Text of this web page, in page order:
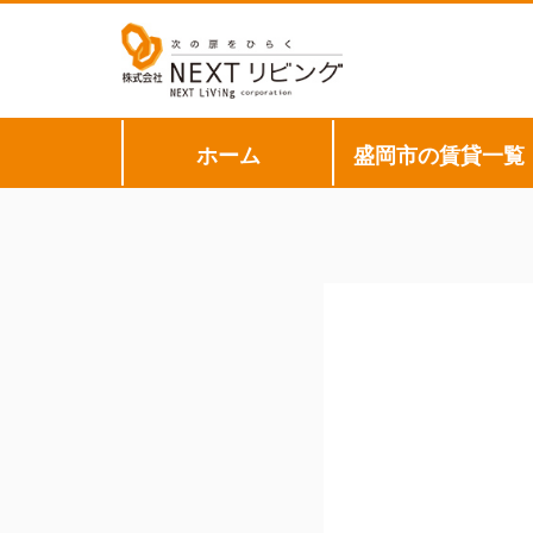
ホーム 盛岡市の賃貸一覧